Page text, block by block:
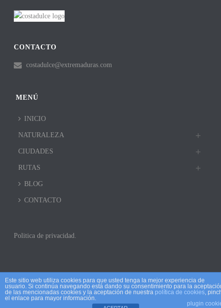
CONTACTO
costadulce@extremaduras.com
MENÚ
INICIO
NATURALEZA
CIUDADES
RUTAS
BLOG
CONTACTO
Politica de privacidad.
Este sitio web utiliza cookies para que usted tenga la mejor experiencia de
usuario. Si continúa navegando está dando su consentimiento para la
de las mencionadas cookies y la aceptación de nuestra política de cookies,
el enlace para mayor información.
plugin